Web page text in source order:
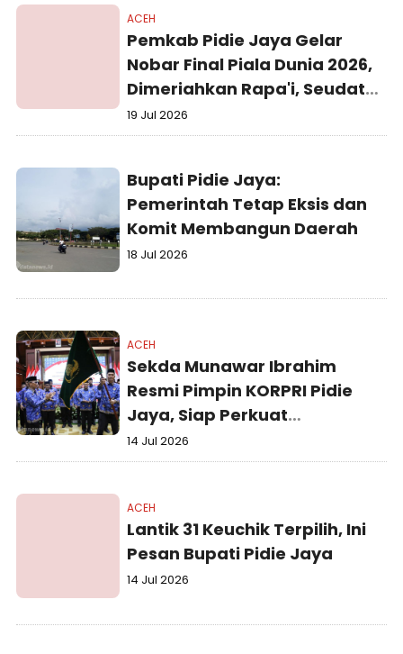
ACEH
Pemkab Pidie Jaya Gelar
Nobar Final Piala Dunia 2026,
Dimeriahkan Rapa'i, Seudati,
dan Kuis Berhadiah
19 Jul 2026
Bupati Pidie Jaya:
Pemerintah Tetap Eksis dan
Komit Membangun Daerah
18 Jul 2026
ACEH
Sekda Munawar Ibrahim
Resmi Pimpin KORPRI Pidie
Jaya, Siap Perkuat
Profesionalisme ASN
14 Jul 2026
ACEH
Lantik 31 Keuchik Terpilih, Ini
Pesan Bupati Pidie Jaya
14 Jul 2026